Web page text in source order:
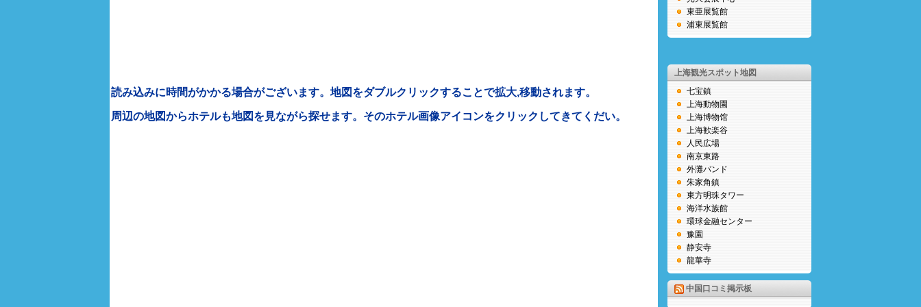
読み込みに時間がかかる場合がございます。地図をダブルクリックすることで拡大,移動されます。
周辺の地図からホテルも地図を見ながら探せます。そのホテル画像アイコンをクリックしてきてくだい。
東亜展覧館
浦東展覧館
上海観光スポット地図
七宝鎮
上海動物園
上海博物馆
上海歓楽谷
人民広場
南京東路
外灘バンド
朱家角鎮
東方明珠タワー
海洋水族館
環球金融センター
豫園
静安寺
龍華寺
中国口コミ掲示板